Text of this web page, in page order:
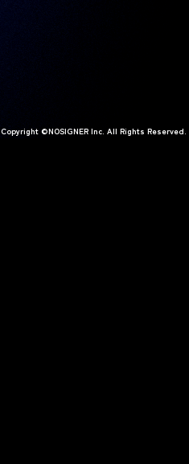
Copyright ©NOSIGNER Inc. All Rights Reserved.